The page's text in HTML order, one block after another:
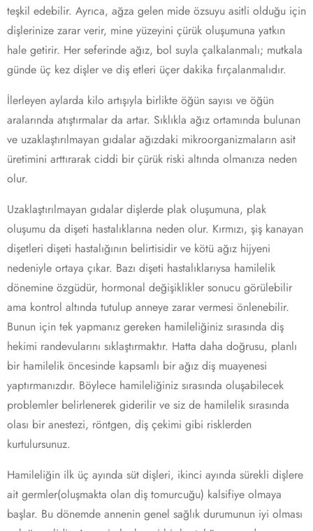
teşkil edebilir. Ayrıca, ağza gelen mide özsuyu asitli olduğu için
dişlerinize zarar verir, mine yüzeyini çürük oluşumuna yatkın
hale getirir. Her seferinde ağız, bol suyla çalkalanmalı; mutkala
günde üç kez dişler ve diş etleri üçer dakika fırçalanmalıdır.
İlerleyen aylarda kilo artışıyla birlikte öğün sayısı ve öğün
aralarında atıştırmalar da artar. Sıklıkla ağız ortamında bulunan
ve uzaklaştırılmayan gıdalar ağızdaki mikroorganizmaların asit
üretimini arttırarak ciddi bir çürük riski altında olmanıza neden
olur.
Uzaklaştırılmayan gıdalar dişlerde plak oluşumuna, plak
oluşumu da dişeti hastalıklarına neden olur. Kırmızı, şiş kanayan
dişetleri dişeti hastalığının belirtisidir ve kötü ağız hijyeni
nedeniyle ortaya çıkar. Bazı dişeti hastalıklarıysa hamilelik
dönemine özgüdür, hormonal değişiklikler sonucu görülebilir
ama kontrol altında tutulup anneye zarar vermesi önlenebilir.
Bunun için tek yapmanız gereken hamileliğiniz sırasında diş
hekimi randevularını sıklaştırmaktır. Hatta daha doğrusu, planlı
bir hamilelik öncesinde kapsamlı bir ağız diş muayenesi
yaptırmanızdır. Böylece hamileliğiniz sırasında oluşabilecek
problemler belirlenerek giderilir ve siz de hamilelik sırasında
olası bir anestezi, röntgen, diş çekimi gibi risklerden
kurtulursunuz.
Hamileliğin ilk üç ayında süt dişleri, ikinci ayında sürekli dişlere
ait germler(oluşmakta olan diş tomurcuğu) kalsifiye olmaya
başlar. Bu dönemde annenin genel sağlık durumunun iyi olması